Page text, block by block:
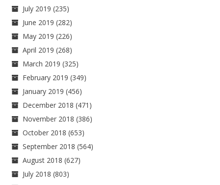
July 2019 (235)
June 2019 (282)
May 2019 (226)
April 2019 (268)
March 2019 (325)
February 2019 (349)
January 2019 (456)
December 2018 (471)
November 2018 (386)
October 2018 (653)
September 2018 (564)
August 2018 (627)
July 2018 (803)